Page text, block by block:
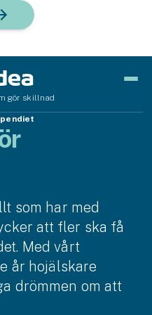
gör skillnad
som har med
att fler ska få
Med vårt
år hojälskare
drömmen om att